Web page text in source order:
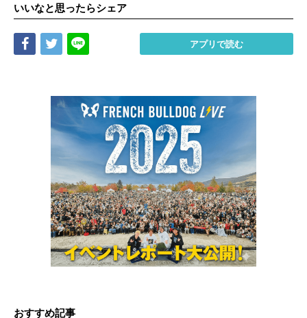
いいなと思ったらシェア
Share Tweet アプリで読む
おすすめ記事